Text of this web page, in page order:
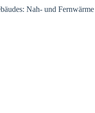
Nah- und Fernwärme